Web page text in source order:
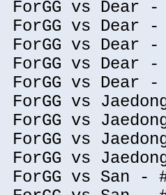
ForGG vs Dear
ForGG vs Dear
ForGG vs Dear -
ForGG vs Dear
ForGG vs Dear
ForGG vs
ForGG vs
ForGG vs
ForGG vs
ForGG vs San -